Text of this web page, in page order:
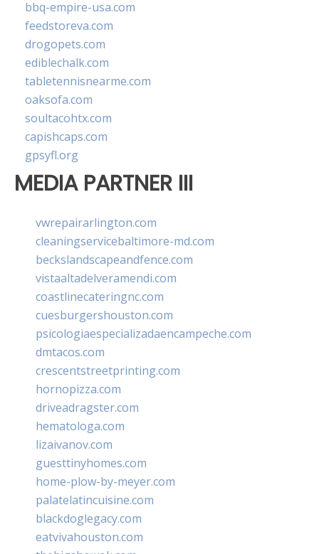
bbq-empire-usa.com
feedstoreva.com
drogopets.com
ediblechalk.com
tabletennisnearme.com
oaksofa.com
soultacohtx.com
capishcaps.com
gpsyfl.org
MEDIA PARTNER III
vwrepairarlington.com
cleaningservicebaltimore-md.com
beckslandscapeandfence.com
vistaaltadelveramendi.com
coastlinecateringnc.com
cuesburgershouston.com
psicologiaespecializadaencampeche.com
dmtacos.com
crescentstreetprinting.com
hornopizza.com
driveadragster.com
hematologa.com
lizaivanov.com
guesttinyhomes.com
home-plow-by-meyer.com
palatelatincuisine.com
blackdoglegacy.com
eatvivahouston.com